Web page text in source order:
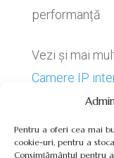
Pentru a oferi cea mai
cookie-uri, pentru a
Consimțământul pentru
performanță
Vezi și mai
Camere IP